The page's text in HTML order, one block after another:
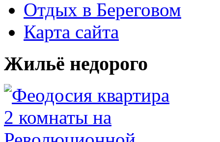
Отдых в Береговом
Карта сайта
Жильё недорого